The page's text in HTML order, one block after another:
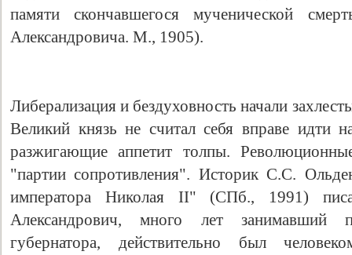
памяти скончавшегося мученической
Александровича. М., 1905).
Либерализация и бездуховность начали
Великий князь не считал себя вправе идти
разжигающие аппетит толпы.
"партии сопротивления". Историк С.С.
императора Николая II" (СПб., 1991)
Александрович, много лет занимавший
губернатора, действительно был